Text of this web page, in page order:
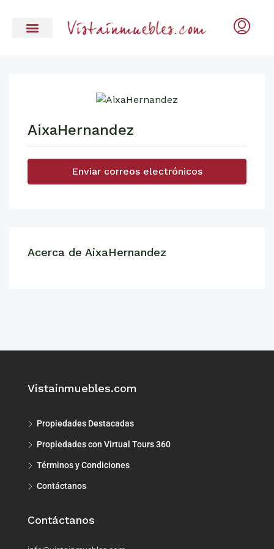
AixaHernandez
Enviar correos electrónicos
Acerca de AixaHernandez
Vistainmuebles.com
Propiedades Destacadas
Propiedades con Virtual Tours 360
Términos y Condiciones
Contáctanos
Contáctanos